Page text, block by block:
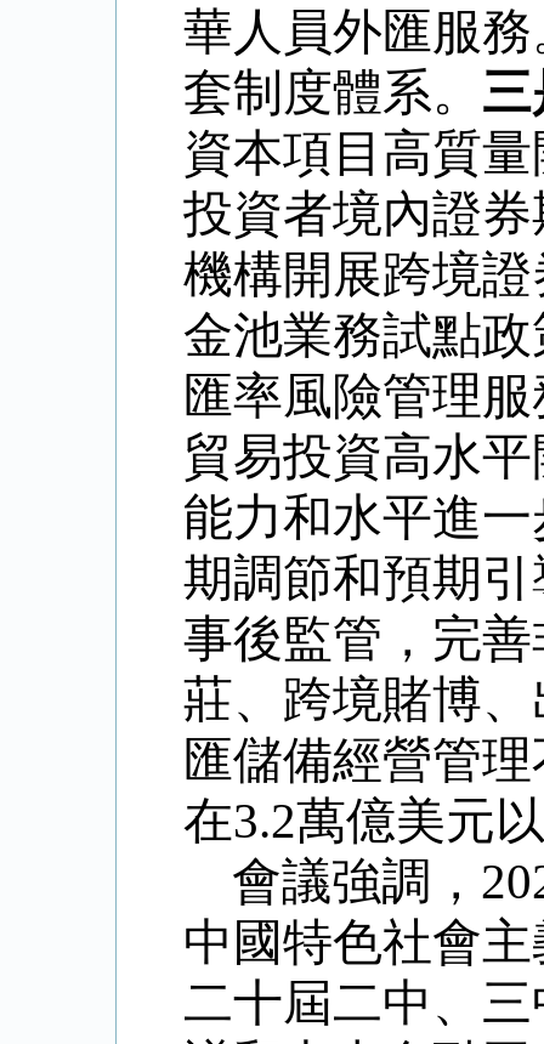
華人員外匯服
套制度體系。 三
資本項目高質
投資者境內證
機構開展跨境
金池業務試點
匯率風險管理
貿易投資高水
能力和水平進
期調節和預期
事後監管，完
莊、跨境賭博
匯儲備經營管
在3.2萬億美元
會議強調，
中國特色社會
二十屆二中、